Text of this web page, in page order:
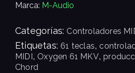
Marca: M-Audio
Categorías: Controladores
Etiquetas: 61 teclas,
MIDI , Oxygen 61 MKV,
Chord